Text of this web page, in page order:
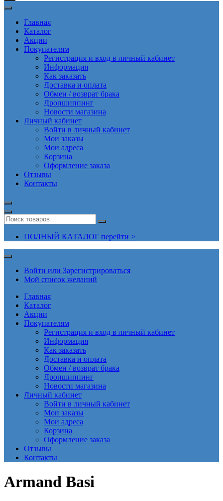
Главная
Каталог
Акции
Покупателям
Регистрация и вход в личный кабинет
Информация
Как заказать
Доставка и оплата
Обмен / возврат брака
Дропшиппинг
Новости магазина
Личный кабинет
Войти в личный кабинет
Мои заказы
Мои адреса
Корзина
Оформление заказа
Отзывы
Контакты
ПОЛНЫЙ КАТАЛОГ перейти >
Войти или Зарегистрироваться
Мой список желаний
Главная
Каталог
Акции
Покупателям
Регистрация и вход в личный кабинет
Информация
Как заказать
Доставка и оплата
Обмен / возврат брака
Дропшиппинг
Новости магазина
Личный кабинет
Войти в личный кабинет
Мои заказы
Мои адреса
Корзина
Оформление заказа
Отзывы
Контакты
Armand Basi